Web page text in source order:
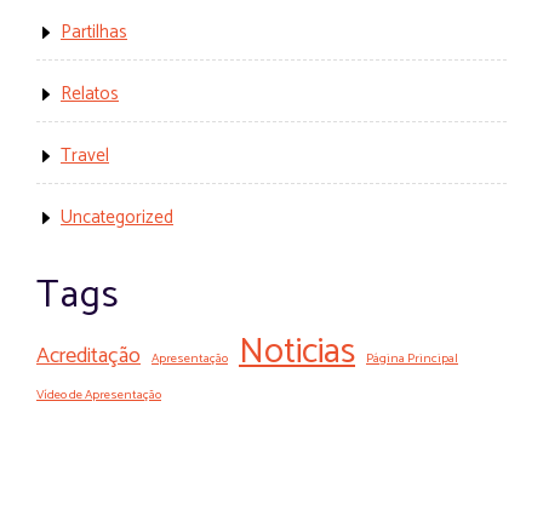
Partilhas
Relatos
Travel
Uncategorized
Tags
Acreditação Apresentação Noticias Página Principal
Vídeo de Apresentação